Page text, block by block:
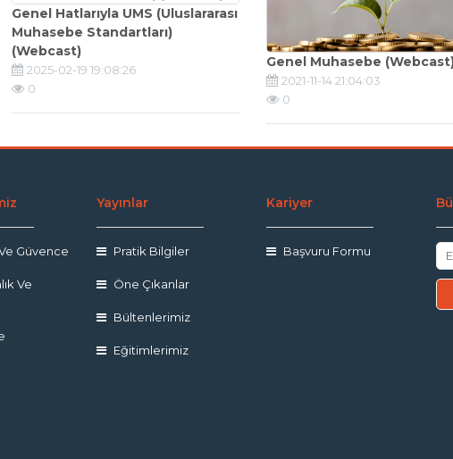
Genel Hatlarıyla UMS (Uluslararası
Muhasebe Standartları)
(Webcast)
2025-02-19 19:08:26
0
Genel Muhasebe
2021-11-14 21:04:03
0
Güvence
Ve
Yayınlar
Pratik Bilgiler
Öne Çıkanlar
Bültenlerimiz
Eğitimlerimiz
Kariyer
Başvuru Formu